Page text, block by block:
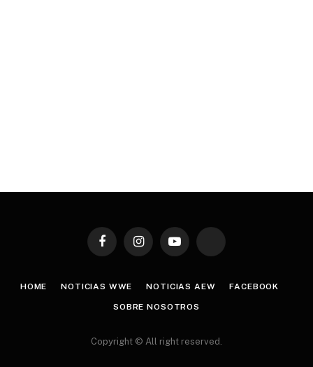
FacebookInstagramYouTube TikTok
HOME NOTICIAS WWE NOTICIAS AEW FACEBOOK
SOBRE NOSOTROS
Copyright © All right reserved.